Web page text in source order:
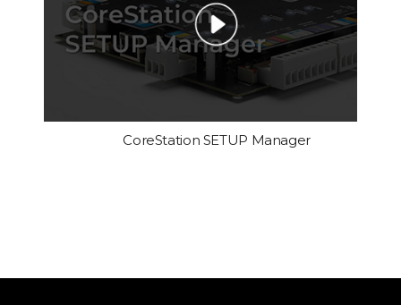
CoreStation SETUP Manager